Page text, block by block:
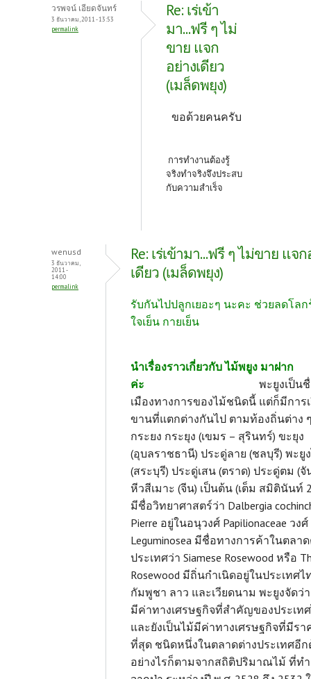
วรพจน์ เอียดจันทร์
3 ธันวาคม, 2011 - 13:53
permalink
Re: เร่เข้า
มา...ฟรี ๆ ไม่
ขาย แจก
อย่างเดียว
(เมล็ดพยุง)
ขอด้วยคนครับ
การทำงานต้องรู้
จริงทำจริงจึงประสบ
กับความสำเร็จ
wenusd
3 ธันวาคม,
2011 -
14:00
permalink
Re: เร่เข้ามา...ฟรี ๆ ไม่ขาย แจ
เดียว (เมล็ดพยุง)
รับกันไปปลูกเยอะๆ นะคะ ช่วยลดโล
ใจเย็น กายเย็น
นำเรื่องราวเกี่ยวกับ ไม้พยูง มาฝาก
ค่ะ
พะยูงเป็น
เมืองทางการของไม้ชนิดนี้ แต่ก็มีการ
ขานที่แตกต่างกันไป ตามท้องถิ่นต่าง
กระยง กระยุง (เขมร – สุรินทร์) ขะยุง
(อุบลราชธานี) ประดู่ลาย (ชลบุรี) พะยู
(สระบุรี) ประดู่เสน (ตราด) ประดู่ตม (
หีวสีเมาะ (จีน) เป็นต้น (เต็ม สมิตินันท์
มีชื่อวิทยาศาสตร์ว่า Dalbergia
Pierre อยู่ในอนุวงศ์ Papilionaceae วงศ์
Leguminosea มีชื่อทางการค้าในตลา
ประเทศว่า Siamese Rosewood หรือ
Rosewood มีถิ่นกำเนิดอยู่ในประเทศ
กัมพูชา ลาว และเวียดนาม พะยูงจัดว่
มีค่าทางเศรษฐกิจที่สำคัญของประเท
และยังเป็นไม้มีค่าทางเศรษฐกิจที่มีรา
ที่สุด ชนิดหนึ่งในตลาดต่างประเทศอีก
อย่างไรก็ตามจากสถิติปริมาณไม้ ที่ท